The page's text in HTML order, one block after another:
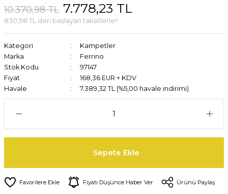
10.370,98 TL 7.778,23 TL
830,98 TL den başlayan taksitlerle!!
Kategori
Kampetler
Marka
Ferrino
Stok Kodu
97147
Fiyat
168,36 EUR + KDV
Havale
7.389,32 TL (%5,00 havale indirimi)
Sepete Ekle
Fiyatı Düşünce Haber Ver Ürünü Paylaş